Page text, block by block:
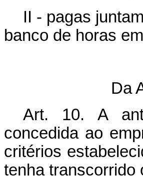
II - pagas
banco de horas
Da
Art. 10. A
concedida ao
critérios
tenha transcorrido